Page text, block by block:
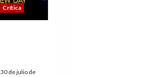
Crítica
30 de julio de